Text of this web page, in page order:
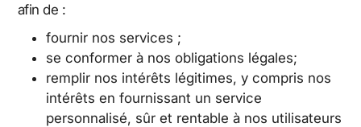
afin de :
fournir nos services ;
se conformer à nos obligations légales;
remplir nos intérêts légitimes, y compris nos
intérêts en fournissant un service
personnalisé, sûr et rentable à nos utilisateurs